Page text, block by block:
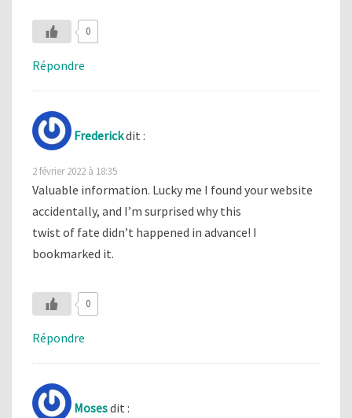
0
Répondre
Frederickdit :
2 février 2022 à 18:35
Valuable information. Lucky me I found your website
accidentally, and I’m surprised why this
twist of fate didn’t happened in advance! I
bookmarked it.
0
Répondre
Mosesdit :